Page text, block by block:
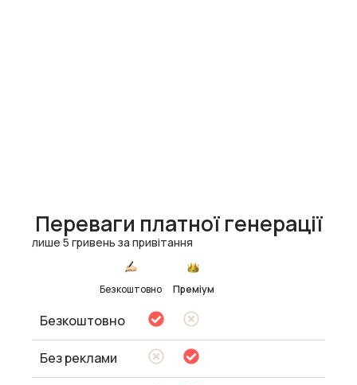
Переваги платної генерації
лише 5 гривень за привітання
Безкоштовно Преміум
Безкоштовно
Без реклами